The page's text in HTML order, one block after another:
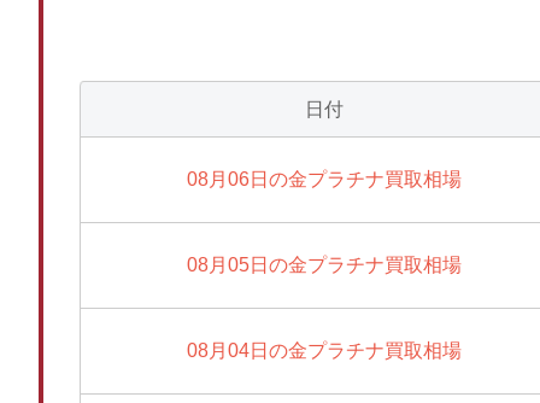
日付
08月06日の金プラチナ買取相場
08月05日の金プラチナ買取相場
08月04日の金プラチナ買取相場